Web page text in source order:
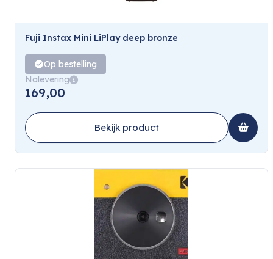
Fuji Instax Mini LiPlay deep bronze
Op bestelling
Nalevering
169,00
Bekijk product